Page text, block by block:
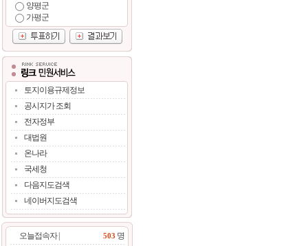
양평군
가평군
토지이용규제정보
공시지가 조회
전자정부
대법원
온나라
국세청
다음지도검색
네이버지도검색
오늘접속자 | 503 명